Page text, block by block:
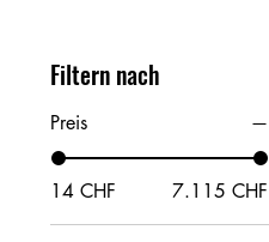
Filtern nach
Preis
14 CHF 7.115 CHF